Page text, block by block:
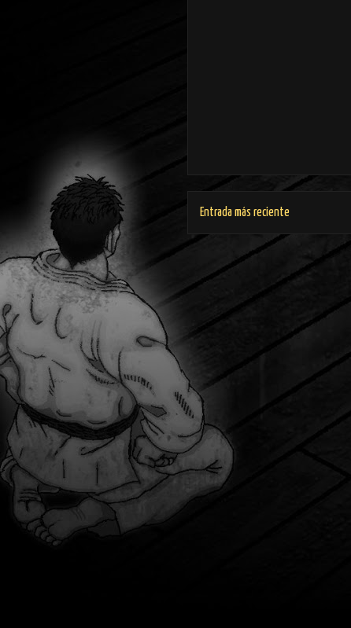
Entrada más reciente